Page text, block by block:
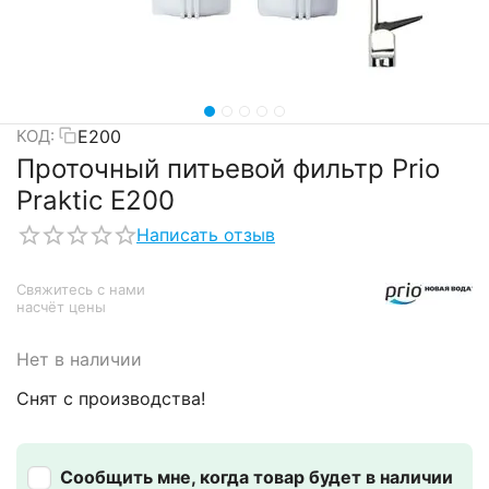
КОД: E200
Проточный питьевой фильтр Prio
Praktic E200
Написать отзыв
Свяжитесь с нами
насчёт цены
Нет в наличии
Снят с производства!
Сообщить мне, когда товар будет в наличии